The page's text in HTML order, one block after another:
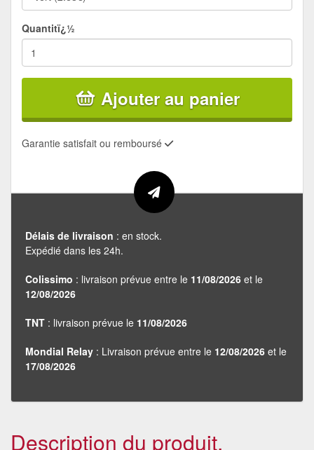
Quantitï¿½
Ajouter au panier
Garantie satisfait ou remboursé
Délais de livraison : en stock.
Expédié dans les 24h.
Colissimo : livraison prévue entre le 11/08/2026 et le
12/08/2026
TNT : livraison prévue le 11/08/2026
Mondial Relay : Livraison prévue entre le 12/08/2026 et le
17/08/2026
Description du produit.